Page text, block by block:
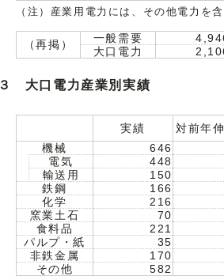
（注）産業用電力には、その他電力を
（再掲） 一般需要
大口電力
３ 大口電力産業別実績
実績
対前年
機械
646
電気
448
輸送用
150
鉄鋼
166
化学
216
窯業土石
70
食料品
221
パルプ・紙
35
非鉄金属
170
その他
582